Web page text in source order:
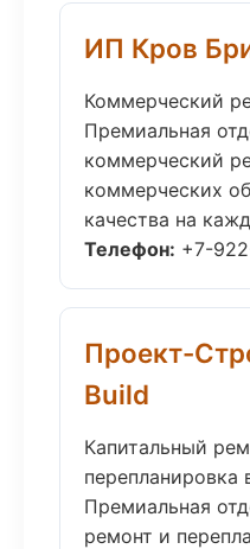
ИП Кров
Коммерческий
Премиальная
коммерческий
коммерческих
качества на
Телефон: +7-
Проект-
Build
Капитальный
перепланировка
Премиальная
ремонт и